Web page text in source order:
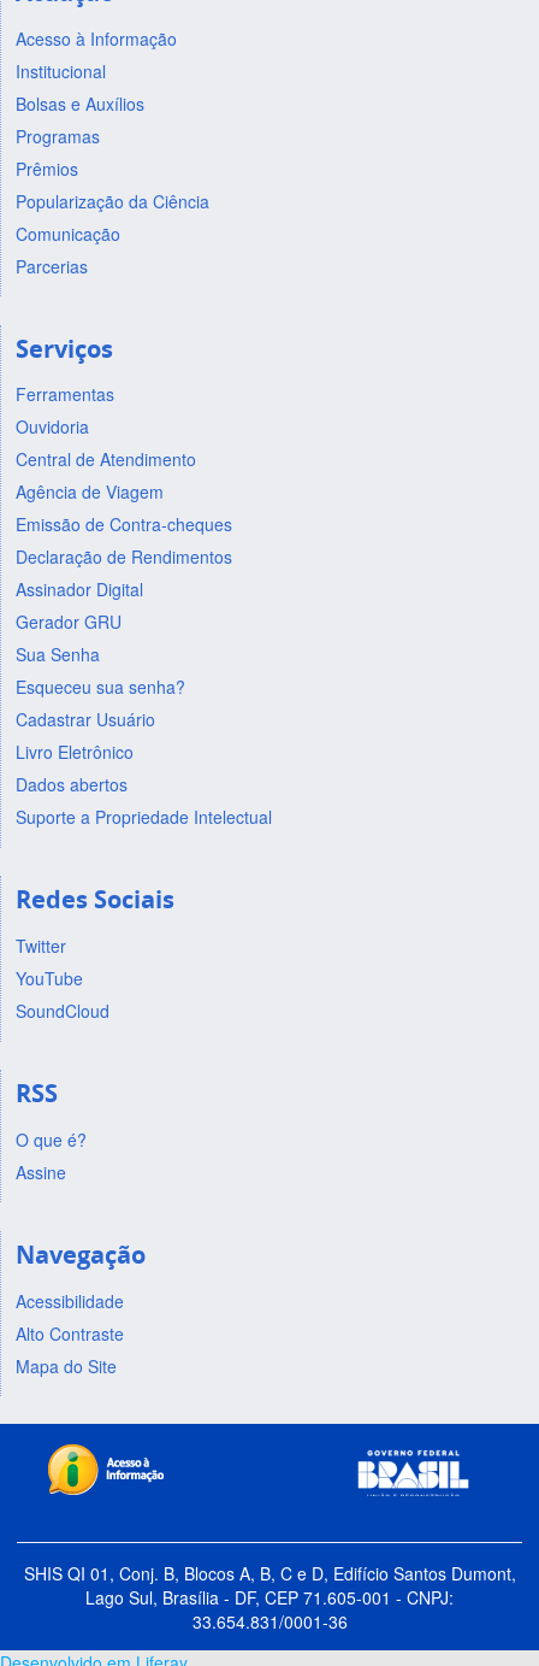
Acesso à Informação
Institucional
Bolsas e Auxílios
Programas
Prêmios
Popularização da Ciência
Comunicação
Parcerias
Serviços
Ferramentas
Ouvidoria
Central de Atendimento
Agência de Viagem
Emissão de Contra-cheques
Declaração de Rendimentos
Assinador Digital
Gerador GRU
Sua Senha
Esqueceu sua senha?
Cadastrar Usuário
Livro Eletrônico
Dados abertos
Suporte a Propriedade Intelectual
Redes Sociais
Twitter
YouTube
SoundCloud
RSS
O que é?
Assine
Navegação
Acessibilidade
Alto Contraste
Mapa do Site
SHIS QI 01, Conj. B, Blocos A, B, C e D, Edifício Santos Dumont,
Lago Sul, Brasília - DF, CEP 71.605-001 - CNPJ:
33.654.831/0001-36